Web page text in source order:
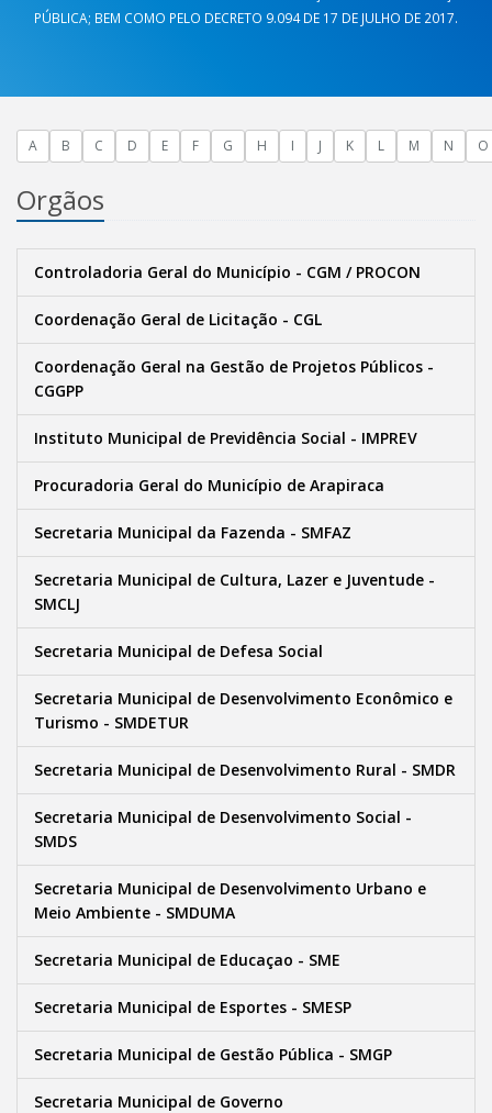
PÚBLICA; BEM COMO PELO DECRETO 9.094 DE 17 DE JULHO DE 2017.
A B C D E F G H I J K L M N O
Orgãos
Controladoria Geral do Município - CGM / PROCON
Coordenação Geral de Licitação - CGL
Coordenação Geral na Gestão de Projetos Públicos -
CGGPP
Instituto Municipal de Previdência Social - IMPREV
Procuradoria Geral do Município de Arapiraca
Secretaria Municipal da Fazenda - SMFAZ
Secretaria Municipal de Cultura, Lazer e Juventude -
SMCLJ
Secretaria Municipal de Defesa Social
Secretaria Municipal de Desenvolvimento Econômico e
Turismo - SMDETUR
Secretaria Municipal de Desenvolvimento Rural - SMDR
Secretaria Municipal de Desenvolvimento Social -
SMDS
Secretaria Municipal de Desenvolvimento Urbano e
Meio Ambiente - SMDUMA
Secretaria Municipal de Educaçao - SME
Secretaria Municipal de Esportes - SMESP
Secretaria Municipal de Gestão Pública - SMGP
Secretaria Municipal de Governo